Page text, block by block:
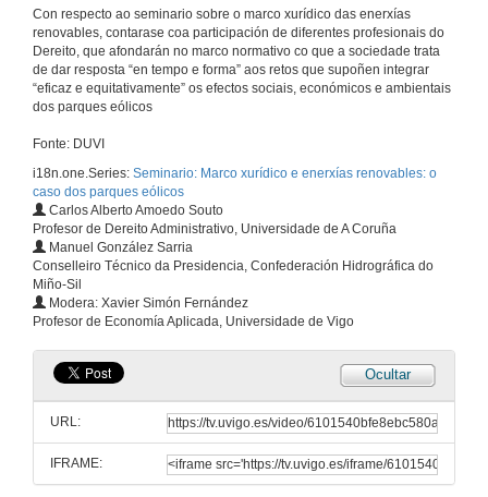
Con respecto ao seminario sobre o marco xurídico das enerxías
renovables, contarase coa participación de diferentes profesionais do
Dereito, que afondarán no marco normativo co que a sociedade trata
de dar resposta “en tempo e forma” aos retos que supoñen integrar
“eficaz e equitativamente” os efectos sociais, económicos e ambientais
dos parques eólicos
Fonte: DUVI
i18n.one.Series: Seminario: Marco xurídico e enerxías renovables: o
caso dos parques eólicos
Carlos Alberto Amoedo Souto
Profesor de Dereito Administrativo, Universidade de A Coruña
Manuel González Sarria
Conselleiro Técnico da Presidencia, Confederación Hidrográfica do
Miño-Sil
Modera: Xavier Simón Fernández
Profesor de Economía Aplicada, Universidade de Vigo
Ocultar
URL:
IFRAME:
9 de xul. de 2021
O impacto dos proxectos eólicos sobre o patrimonio cultural galego: un estado da cuestión
Conferencia
9 de xul. de 2021
Terras agrarias, máis alá do rústico